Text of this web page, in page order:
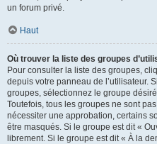
un forum privé.
Haut
Où trouver la liste des groupes
Pour consulter la liste des groupes,
depuis votre panneau de l’utilisateur.
groupes, sélectionnez le groupe
Toutefois, tous les groupes ne sont
nécessiter une approbation, certains
être masqués. Si le groupe est dit «
librement. Si le groupe est dit « À la